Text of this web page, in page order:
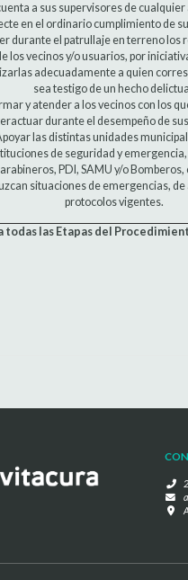
a sus supervisores de
en el ordinario cumplimiento de
durante el patrullaje en terreno los
los vecinos y/o usuarios, por
adecuadamente a quien
sea testigo de un hecho
y atender a los vecinos con los
durante el desempeño de
las distintas unidades
de seguridad y
PDI, SAMU y/o Bomberos,
situaciones de emergencias, de
protocolos vigentes.
todas las Etapas del